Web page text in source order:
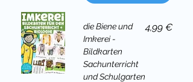
die Biene und
Imkerei -
Bildkarten
Sachunterricht
und Schulgarten
Preis
4,99 €